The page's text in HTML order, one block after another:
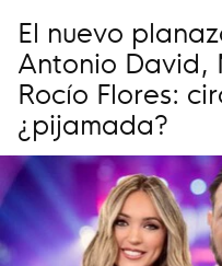
El nuevo
Antonio David,
Rocío Flores:
¿pijamada?